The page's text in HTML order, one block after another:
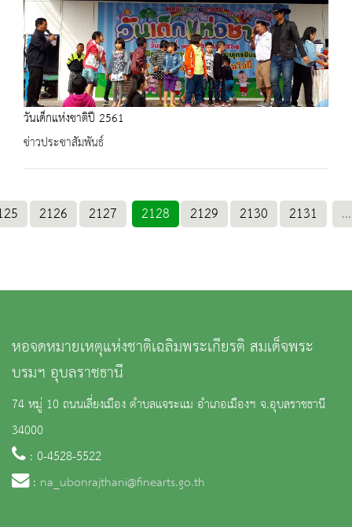
วันเด็กแห่งชาติปี 2561
ข่าวประชาสัมพันธ์
2126 2127 2128 2129 2130 2131 ...
หอจดหมายเหตุแห่งชาติเฉลิมพระเกียรติ สมเด็จพระ
บรมฯ อุบลราชธานี
74 หมู่ 10 ถนนเลี่ยงเมือง ตำบลแจระแม อำเภอเมืองฯ จ.อุบลราชธานี
34000
: 0-4528-5522
: na_ubonrajthani@finearts.go.th